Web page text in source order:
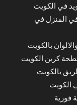
في الكويت
في المنزل في
بالكويت
كرين الكويت
بالكويت